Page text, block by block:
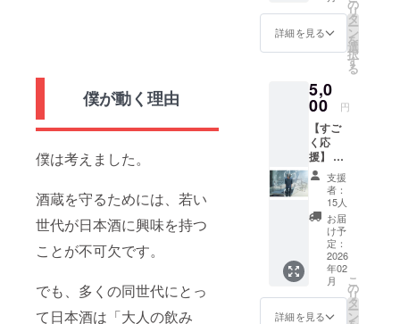
僕が動く理由
僕は考えました。
酒蔵を守るためには、若い
世代が日本酒に興味を持つ
ことが不可欠です。
でも、多くの同世代にとっ
て日本酒は「大人の飲み
て、気
持ちを
込めて
お礼の
を送ら
せてい
ただき
ます。
詳細を見る
の
リ
タ
ー
ン
を
選
択
す
る
5,0
00 円
【すご
く応
援】 こ
のプロ
ジェク
トを、
すごく
応援し
たい方
向け。
リター
ンとし
て、お
礼の
支援
者：
15人
お届
け予
定：
2026
年02
月
詳細を見る
こ
の
リ
タ
ー
ン